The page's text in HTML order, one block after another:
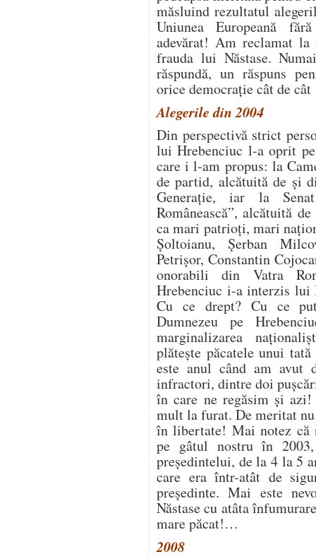
măsluind rezultatul
Uniunea Europeană
adevărat! Am reclamat la
frauda lui Năstase.
răspundă, un răspuns
orice democrație cât de
Alegerile din 2004
Din perspectivă strict
lui Hrebenciuc l-a oprit
care i l-am propus: la
de partid, alcătuită de și
Generație, iar la
Românească”, alcătuită
ca mari patrioți, mari
Șoltoianu, Șerban
Petrișor, Constantin
onorabili din Vatra
Hrebenciuc i-a interzis lui
Cu ce drept? Cu ce
Dumnezeu pe
marginalizarea
plătește păcatele unui
este anul când am avut
infractori, dintre doi
în care ne regăsim și
mult la furat. De meritat
în libertate! Mai notez că
pe gâtul nostru în
președintelui, de la 4 la 5
care era într-atât de
președinte. Mai este
Năstase cu atâta
mare păcat!…
2008